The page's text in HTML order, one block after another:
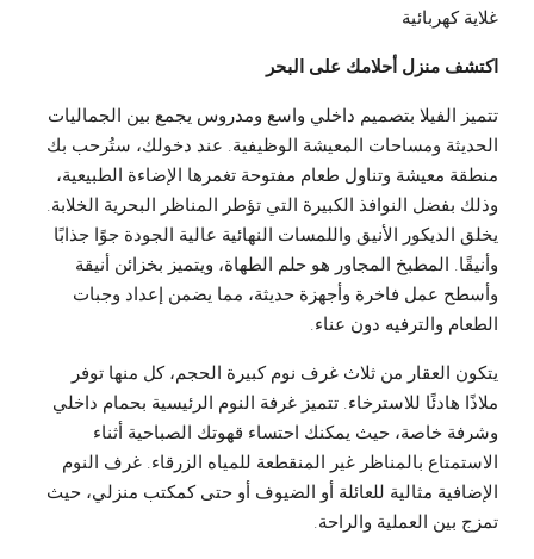
غلاية كهربائية
اكتشف منزل أحلامك على البحر
تتميز الفيلا بتصميم داخلي واسع ومدروس يجمع بين الجماليات
الحديثة ومساحات المعيشة الوظيفية. عند دخولك، ستُرحب بك
منطقة معيشة وتناول طعام مفتوحة تغمرها الإضاءة الطبيعية،
وذلك بفضل النوافذ الكبيرة التي تؤطر المناظر البحرية الخلابة.
يخلق الديكور الأنيق واللمسات النهائية عالية الجودة جوًا جذابًا
وأنيقًا. المطبخ المجاور هو حلم الطهاة، ويتميز بخزائن أنيقة
وأسطح عمل فاخرة وأجهزة حديثة، مما يضمن إعداد وجبات
الطعام والترفيه دون عناء.
يتكون العقار من ثلاث غرف نوم كبيرة الحجم، كل منها توفر
ملاذًا هادئًا للاسترخاء. تتميز غرفة النوم الرئيسية بحمام داخلي
وشرفة خاصة، حيث يمكنك احتساء قهوتك الصباحية أثناء
الاستمتاع بالمناظر غير المنقطعة للمياه الزرقاء. غرف النوم
الإضافية مثالية للعائلة أو الضيوف أو حتى كمكتب منزلي، حيث
تمزج بين العملية والراحة.